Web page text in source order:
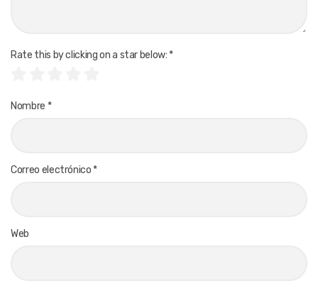
Rate this by clicking on a star below: *
Nombre *
Correo electrónico *
Web